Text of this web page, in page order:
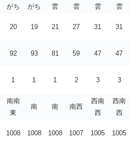
がち
がち
雲
雲
雲
雲
20 19 21 27 31 31
92 93 81 59 47 47
1 1 1 2 3 3
南南
東
南 南 南西
西南
西
西南
西
1008 1008 1008 1007 1005 1005